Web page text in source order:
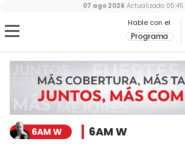
Hable con el
Programa
07 ago 2026 Actualizado 05:45
6AM W 6AM W